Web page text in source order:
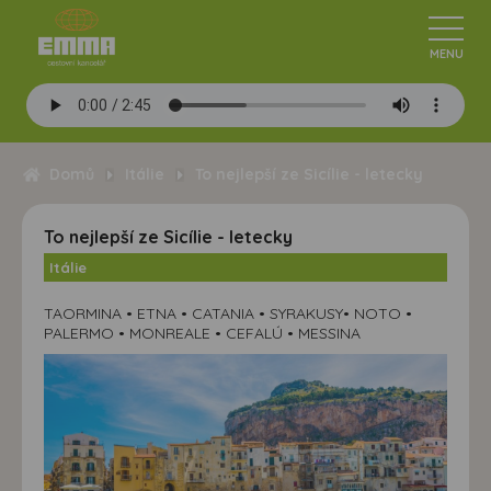
To nejlepší ze Sicílie - letecky
Itálie
TAORMINA • ETNA • CATANIA • SYRAKUSY• NOTO •
PALERMO • MONREALE • CEFALÚ • MESSINA